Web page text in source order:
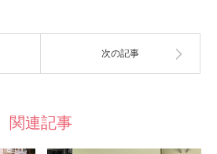
次の記事
関連記事